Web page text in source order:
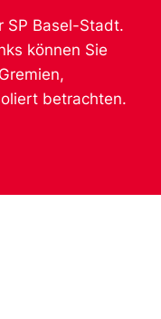
SP Basel-Stadt.
können Sie
betrachten.